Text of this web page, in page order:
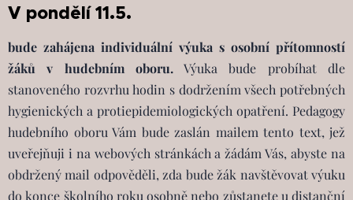
V pondělí 11.5.
bude zahájena individuální výuka s osobní přítomností
žáků v hudebním oboru.Výuka bude probíhat dle
stanoveného rozvrhu hodin s dodržením všech potřebných
hygienických a protiepidemiologických opatření. Pedagogy
hudebního oboru Vám bude zaslán mailem tento text, jež
uveřejňuji i na webových stránkách a žádám Vás, abyste na
obdržený mail odpověděli, zda bude žák navštěvovat výuku
do konce školního roku osobně nebo zůstanete u distanční